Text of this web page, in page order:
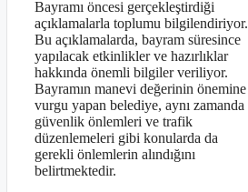
Bayramı öncesi gerçekleştirdiği
açıklamalarla toplumu bilgilendiriyor.
Bu açıklamalarda, bayram süresince
yapılacak etkinlikler ve hazırlıklar
hakkında önemli bilgiler veriliyor.
Bayramın manevi değerinin önemine
vurgu yapan belediye, aynı zamanda
güvenlik önlemleri ve trafik
düzenlemeleri gibi konularda da
gerekli önlemlerin alındığını
belirtmektedir.